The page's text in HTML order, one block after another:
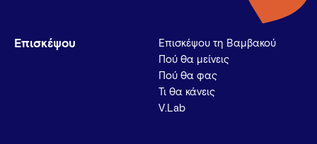
Επισκέψου
Επισκέψου τη Βαμβακού
Πού θα μείνεις
Πού θα φας
Τι θα κάνεις
V.Lab